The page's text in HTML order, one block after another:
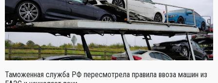
Таможенная служба РФ пересмотрела правила ввоза машин из